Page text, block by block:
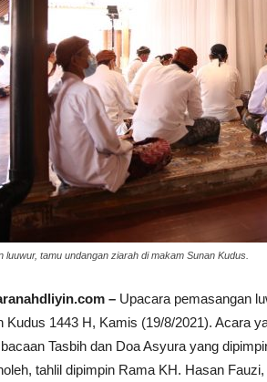
luuwur, tamu undangan ziarah di makam Sunan Kudus.
– Upacara pemasangan
Kudus 1443 H, Kamis (19/8/2021). Acara
Tasbih dan Doa Asyura yang
tahlil dipimpin Rama KH. Hasan